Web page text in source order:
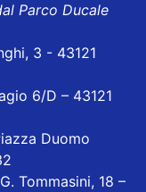
Parco Ducale
3 - 43121
6/D – 43121
Duomo
Tommasini, 18 –